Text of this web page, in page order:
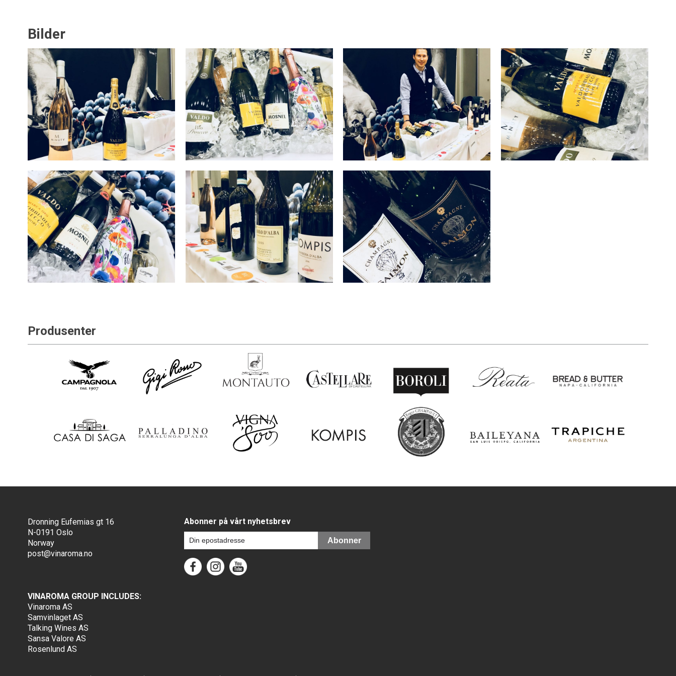
Bilder
Produsenter
Dronning Eufemias gt 16
N-0191 Oslo
Norway
post@vinaroma.no
VINAROMA GROUP INCLUDES:
Vinaroma AS
Samvinlaget AS
Talking Wines AS
Sansa Valore AS
Rosenlund AS
Abonner på vårt nyhetsbrev